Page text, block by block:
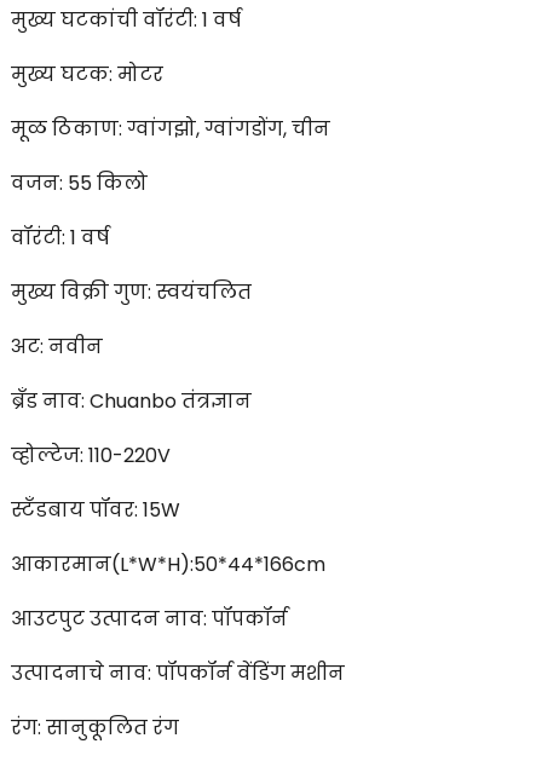
मुख्य घटकांची वॉरंटी: 1 वर्ष
मुख्य घटक: मोटर
मूळ ठिकाण: ग्वांगझो, ग्वांगडोंग, चीन
वजन: 55 किलो
वॉरंटी: 1 वर्ष
मुख्य विक्री गुण: स्वयंचलित
अट: नवीन
ब्रँड नाव: Chuanbo तंत्रज्ञान
व्होल्टेज: 110-220V
स्टँडबाय पॉवर: 15W
आकारमान(L*W*H):50*44*166cm
आउटपुट उत्पादन नाव: पॉपकॉर्न
उत्पादनाचे नाव: पॉपकॉर्न वेंडिंग मशीन
रंग: सानुकूलित रंग